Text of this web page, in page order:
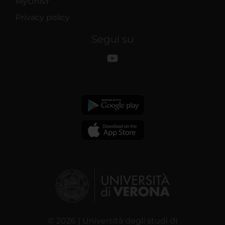
Privacy policy
Segui su
© 2026 | Università degli studi di